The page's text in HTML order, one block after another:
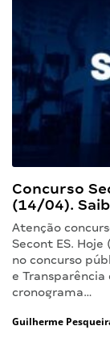
Concurso
(14/04).
Atenção
Secont ES.
no concurso
e Transparência
cronograma…
Guilherme